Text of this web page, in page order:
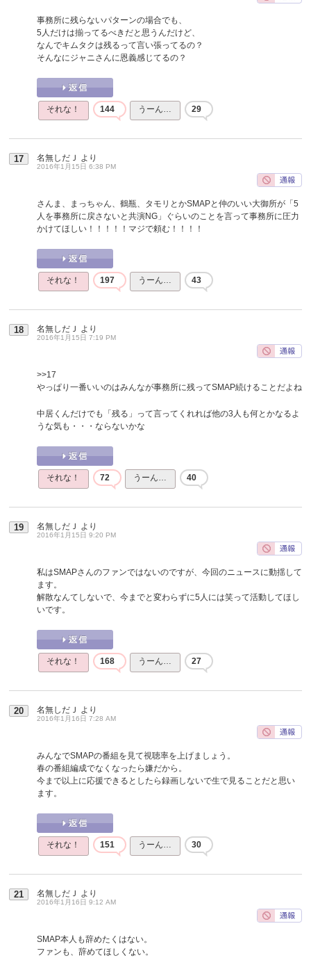
事務所に残らないパターンの場合でも、
5人だけは揃ってるべきだと思うんだけど、
なんでキムタクは残るって言い張ってるの？
そんなにジャニさんに恩義感じてるの？
それな！ 144 うーん… 29
17 名無しだＪ より
2016年1月15日 6:38 PM
さんま、まっちゃん、鶴瓶、タモリとかSMAPと仲のいい大御所が「5
人を事務所に戻さないと共演NG」ぐらいのことを言って事務所に圧力
かけてほしい！！！！！マジで頼む！！！！
それな！ 197 うーん… 43
18 名無しだＪ より
2016年1月15日 7:19 PM
>>17
やっぱり一番いいのはみんなが事務所に残ってSMAP続けることだよね
中居くんだけでも「残る」って言ってくれれば他の3人も何とかなるよ
うな気も・・・ならないかな
それな！ 72 うーん… 40
19 名無しだＪ より
2016年1月15日 9:20 PM
私はSMAPさんのファンではないのですが、今回のニュースに動揺して
ます。
解散なんてしないで、今までと変わらずに5人には笑って活動してほし
いです。
それな！ 168 うーん… 27
20 名無しだＪ より
2016年1月16日 7:28 AM
みんなでSMAPの番組を見て視聴率を上げましょう。
春の番組編成でなくなったら嫌だから。
今まで以上に応援できるとしたら録画しないで生で見ることだと思い
ます。
それな！ 151 うーん… 30
21 名無しだＪ より
2016年1月16日 9:12 AM
SMAP本人も辞めたくはない。
ファンも、辞めてほしくない。